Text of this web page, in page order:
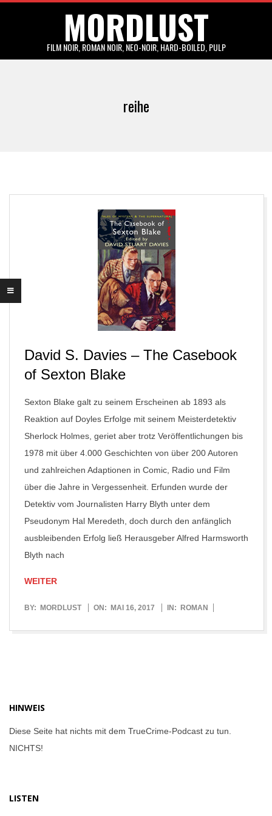
MORDLUST
FILM NOIR, ROMAN NOIR, NEO-NOIR, HARD-BOILED, PULP
reihe
David S. Davies – The Casebook
of Sexton Blake
Sexton Blake galt zu seinem Erscheinen ab 1893 als
Reaktion auf Doyles Erfolge mit seinem Meisterdetektiv
Sherlock Holmes, geriet aber trotz Veröffentlichungen bis
1978 mit über 4.000 Geschichten von über 200 Autoren
und zahlreichen Adaptionen in Comic, Radio und Film
über die Jahre in Vergessenheit. Erfunden wurde der
Detektiv vom Journalisten Harry Blyth unter dem
Pseudonym Hal Meredeth, doch durch den anfänglich
ausbleibenden Erfolg ließ Herausgeber Alfred Harmsworth
Blyth nach
WEITER
2017-
BY: MORDLUST ON: MAI 16, 2017 IN: ROMAN
HINWEIS
Diese Seite hat nichts mit dem TrueCrime-Podcast zu tun.
NICHTS!
LISTEN